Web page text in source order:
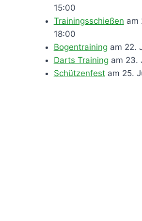
15:00
Trainingsschießen am
18:00
Bogentraining am 22.
Darts Training am 23.
Schützenfestam 25.